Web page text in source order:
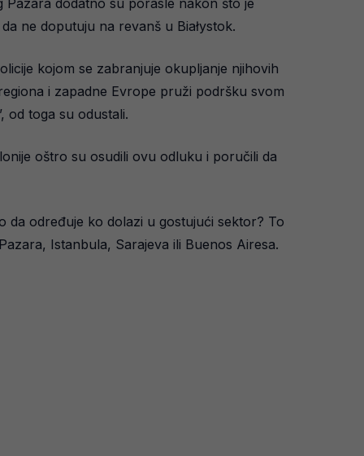
ne doputuju na revanš u Białystok.
kojom se zabranjuje okupljanje njihovih
i zapadne Evrope pruži podršku svom
od toga su odustali.
oštro su osudili ovu odluku i poručili da
da određuje ko dolazi u gostujući sektor? To
Istanbula, Sarajeva ili Buenos Airesa.